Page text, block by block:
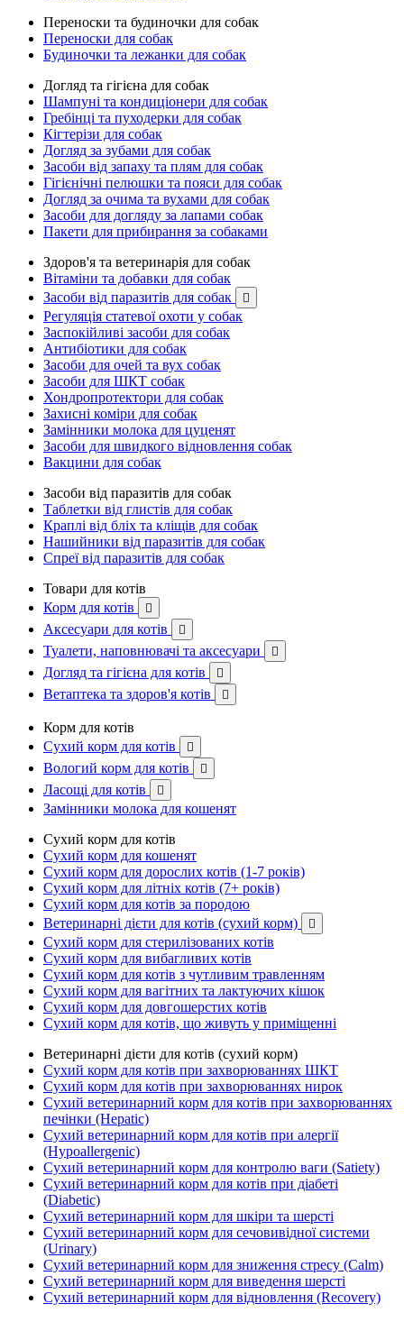
Переноски та будиночки для собак
Переноски для собак
Будиночки та лежанки для собак
Догляд та гігієна для собак
Шампуні та кондиціонери для собак
Гребінці та пуходерки для собак
Кігтерізи для собак
Догляд за зубами для собак
Засоби від запаху та плям для собак
Гігієнічні пелюшки та пояси для собак
Догляд за очима та вухами для собак
Засоби для догляду за лапами собак
Пакети для прибирання за собаками
Здоров'я та ветеринарія для собак
Вітаміни та добавки для собак
Засоби від паразитів для собак

Регуляція статевої охоти у собак
Заспокійливі засоби для собак
Антибіотики для собак
Засоби для очей та вух собак
Засоби для ШКТ собак
Хондропротектори для собак
Захисні коміри для собак
Замінники молока для цуценят
Засоби для швидкого відновлення собак
Вакцини для собак
Засоби від паразитів для собак
Таблетки від глистів для собак
Краплі від бліх та кліщів для собак
Нашийники від паразитів для собак
Спреї від паразитів для собак
Товари для котів
Корм для котів

Аксесуари для котів 
Туалети, наповнювачі та аксесуари 
Догляд та гігієна для котів 
Ветаптека та здоров'я котів 
Корм для котів
Сухий корм для котів

Вологий корм для котів 
Ласощі для котів 
Замінники молока для кошенят
Сухий корм для котів
Сухий корм для кошенят
Сухий корм для дорослих котів (1-7 років)
Сухий корм для літніх котів (7+ років)
Сухий корм для котів за породою
Ветеринарні дієти для котів (сухий корм)

Сухий корм для стерилізованих котів
Сухий корм для вибагливих котів
Сухий корм для котів з чутливим травленням
Сухий корм для вагітних та лактуючих кішок
Сухий корм для довгошерстих котів
Сухий корм для котів, що живуть у приміщенні
Ветеринарні дієти для котів (сухий корм)
Сухий корм для котів при захворюваннях ШКТ
Сухий корм для котів при захворюваннях нирок
Сухий ветеринарний корм для котів при захворюваннях
печінки (Hepatic)
Сухий ветеринарний корм для котів при алергії
(Hypoallergenic)
Сухий ветеринарний корм для контролю ваги (Satiety)
Сухий ветеринарний корм для котів при діабеті
(Diabetic)
Сухий ветеринарний корм для шкіри та шерсті
Сухий ветеринарний корм для сечовивідної системи
(Urinary)
Сухий ветеринарний корм для зниження стресу (Calm)
Сухий ветеринарний корм для виведення шерсті
Сухий ветеринарний корм для відновлення (Recovery)